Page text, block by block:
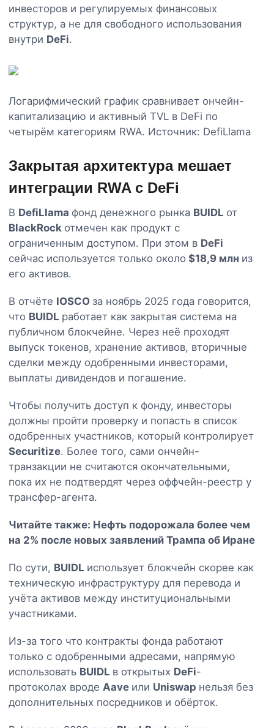
инвесторов и регулируемых финансовых
структур, а не для свободного использования
внутри DeFi.
Логарифмический график сравнивает ончейн-
капитализацию и активный TVL в DeFi по
четырём категориям RWA. Источник: DefiLlama
Закрытая архитектура мешает
интеграции RWA с DeFi
В DefiLlama фонд денежного рынка BUIDL от
BlackRock отмечен как продукт с
ограниченным доступом. При этом в DeFi
сейчас используется только около $18,9 млн из
его активов.
В отчёте IOSCO за ноябрь 2025 года говорится,
что BUIDL работает как закрытая система на
публичном блокчейне. Через неё проходят
выпуск токенов, хранение активов, вторичные
сделки между одобренными инвесторами,
выплаты дивидендов и погашение.
Чтобы получить доступ к фонду, инвесторы
должны пройти проверку и попасть в список
одобренных участников, который контролирует
Securitize. Более того, сами ончейн-
транзакции не считаются окончательными,
пока их не подтвердят через оффчейн-реестр у
трансфер-агента.
Читайте также: Нефть подорожала более чем
на 2% после новых заявлений Трампа об Иране
По сути, BUIDL использует блокчейн скорее как
техническую инфраструктуру для перевода и
учёта активов между институциональными
участниками.
Из-за того что контракты фонда работают
только с одобренными адресами, напрямую
использовать BUIDL в открытых DeFi-
протоколах вроде Aave или Uniswap нельзя без
дополнительных посредников и обёрток.